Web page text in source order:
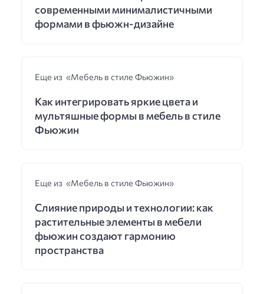
современными минималистичными
формами в фьюжн-дизайне
Еще из «Мебель в стиле Фьюжин»
Как интегрировать яркие цвета и
мультяшные формы в мебель в стиле
Фьюжин
Еще из «Мебель в стиле Фьюжин»
Слияние природы и технологии: как
растительные элементы в мебели
фьюжин создают гармонию
пространства